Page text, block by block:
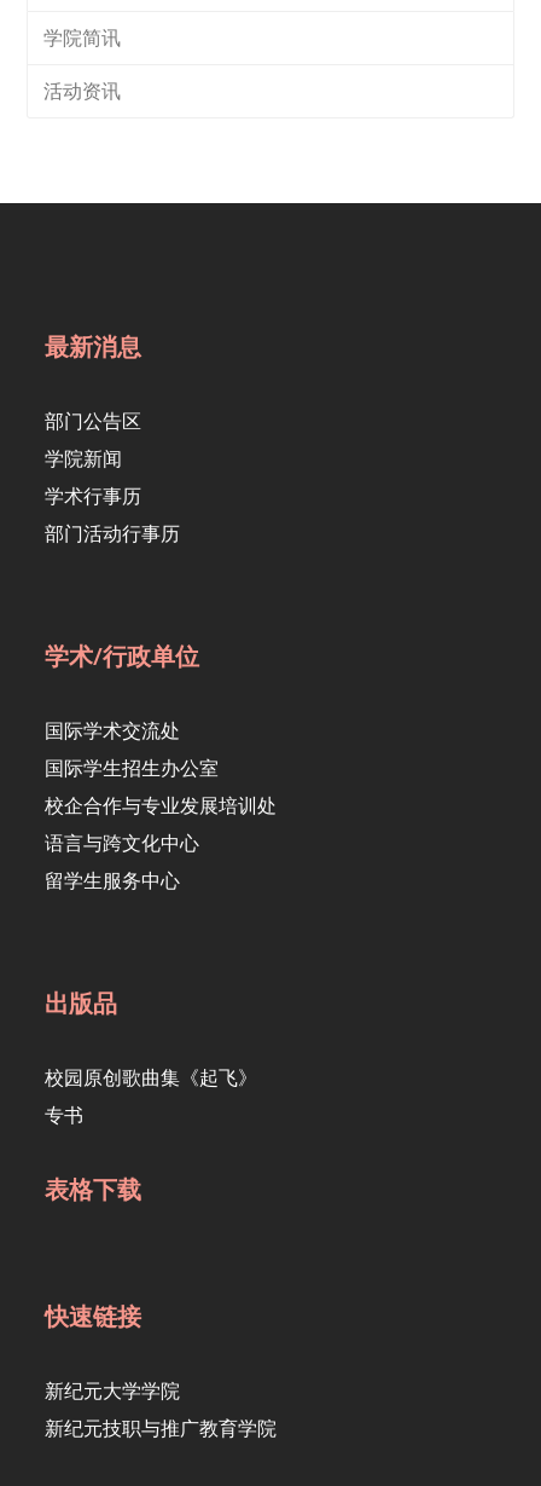
学院简讯
活动资讯
最新消息
部门公告区
学院新闻
学术行事历
部门活动行事历
学术/行政单位
国际学术交流处
国际学生招生办公室
校企合作与专业发展培训处
语言与跨文化中心
留学生服务中心
出版品
校园原创歌曲集《起飞》
专书
表格下载
快速链接
新纪元大学学院
新纪元技职与推广教育学院